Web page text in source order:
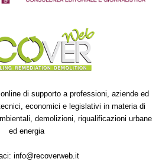
di supporto a professioni, aziende ed
economici e legislativi in materia di
demolizioni, riqualificazioni urbane
ed energia
info@recoverweb.it